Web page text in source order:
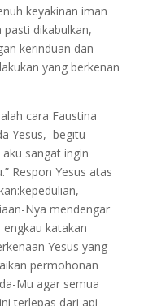
keyakinan iman
dikabulkan,
kerinduan dan
yang berkenan
cara Faustina
Yesus, begitu
sangat ingin
Respon Yesus atas
Nya mendengar
engkau katakan
Yesus yang
permohonan
Mu agar semua
terlepas dari api